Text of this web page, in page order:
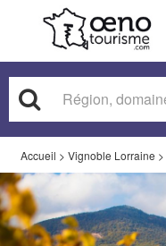
Accueil > Vignoble Lorraine >